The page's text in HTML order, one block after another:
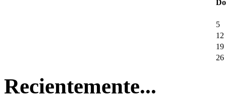
Do
5
12
19
26
Recientemente...